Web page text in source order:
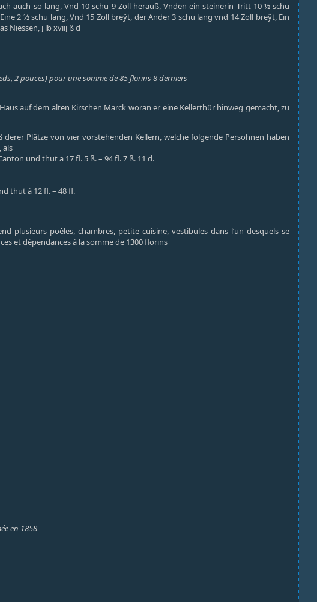
auch so lang, Vnd 10 schu 9 Zoll herauß, Vnden ein steinerin Tritt 10 ½ schu
2 ½ schu lang, Vnd 15 Zoll breÿt, der Ander 3 schu lang vnd 14 Zoll breÿt, Ein
Niessen, j lb xviij ß d
2 pouces) pour une somme de 85 florins 8 derniers
auf dem alten Kirschen Marck woran er eine Kellerthür hinweg gemacht, zu
Plätze von vier vorstehenden Kellern, welche folgende Persohnen haben
als
und thut a 17 fl. 5 ß. – 94 fl. 7 ß. 11 d.
thut à 12 fl. – 48 fl.
plusieurs poêles, chambres, petite cuisine, vestibules dans l’un desquels se
et dépendances à la somme de 1300 florins
en 1858